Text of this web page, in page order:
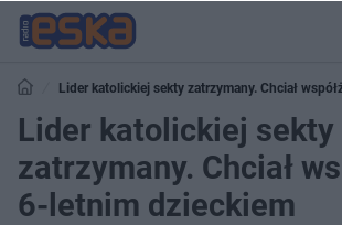
Lider katolickiej sekty zatrzymany. Chciał
Lider katolickiej sekty
zatrzymany. Chciał
6-letnim dzieckiem